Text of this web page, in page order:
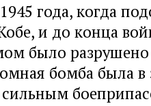
года, когда
и до конца
было
бомба была